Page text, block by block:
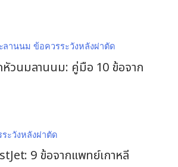
วนมลานนม: คู่มือ 10 ข้อจาก
9 ข้อจากแพทย์เกาหลี